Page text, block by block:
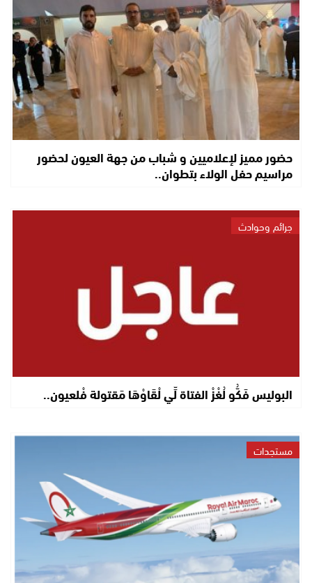
حضور مميز لإعلاميين و شباب من جهة العيون لحضور
مراسيم حفل الولاء بتطوان..
جرائم وحوادث
البوليس فَكُّو لُغْزْ الفتاة لِّي لْقَاوْهَا مَقتولة فْلعيون..
مستجدات